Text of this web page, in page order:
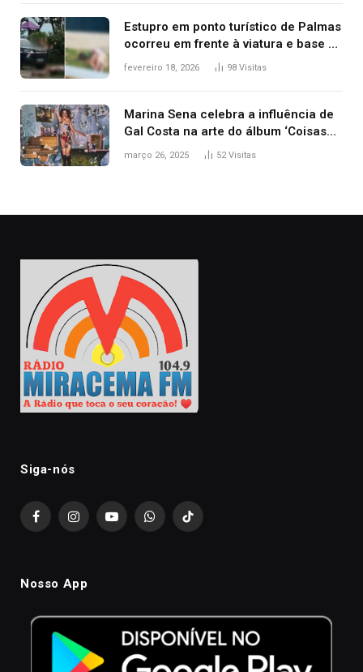
Estupro em ponto turístico de Palmas
ocorreu em frente à viatura e base de
segurança; polícia investiga
fevereiro 18, 2026 98 Visitas
Marina Sena celebra a influência de
Gal Costa na arte do álbum ‘Coisas
naturais’
março 26, 2025 52Visitas
Siga-nós
FacebookInstagramYouTubeWhatsAppTikTok
Nosso App